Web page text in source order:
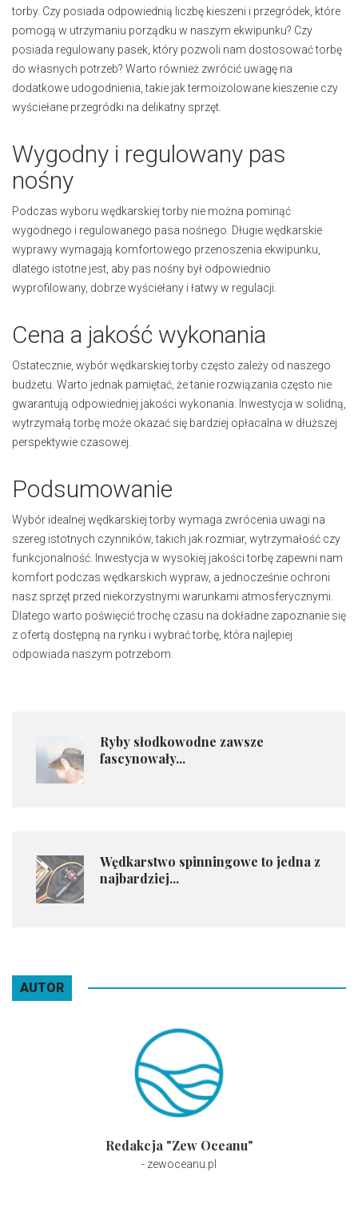
torby. Czy posiada odpowiednią liczbę kieszeni i przegródek, które
pomogą w utrzymaniu porządku w naszym ekwipunku? Czy
posiada regulowany pasek, który pozwoli nam dostosować torbę
do własnych potrzeb? Warto również zwrócić uwagę na
dodatkowe udogodnienia, takie jak termoizolowane kieszenie czy
wyściełane przegródki na delikatny sprzęt.
Wygodny i regulowany pas
nośny
Podczas wyboru wędkarskiej torby nie można pominąć
wygodnego i regulowanego pasa nośnego. Długie wędkarskie
wyprawy wymagają komfortowego przenoszenia ekwipunku,
dlatego istotne jest, aby pas nośny był odpowiednio
wyprofilowany, dobrze wyściełany i łatwy w regulacji.
Cena a jakość wykonania
Ostatecznie, wybór wędkarskiej torby często zależy od naszego
budżetu. Warto jednak pamiętać, że tanie rozwiązania często nie
gwarantują odpowiedniej jakości wykonania. Inwestycja w solidną,
wytrzymałą torbę może okazać się bardziej opłacalna w dłuższej
perspektywie czasowej.
Podsumowanie
Wybór idealnej wędkarskiej torby wymaga zwrócenia uwagi na
szereg istotnych czynników, takich jak rozmiar, wytrzymałość czy
funkcjonalność. Inwestycja w wysokiej jakości torbę zapewni nam
komfort podczas wędkarskich wypraw, a jednocześnie ochroni
nasz sprzęt przed niekorzystnymi warunkami atmosferycznymi.
Dlatego warto poświęcić trochę czasu na dokładne zapoznanie się
z ofertą dostępną na rynku i wybrać torbę, która najlepiej
odpowiada naszym potrzebom.
Ryby słodkowodne zawsze
fascynowały...
Wędkarstwo spinningowe to jedna z
najbardziej...
AUTOR
Redakcja "Zew Oceanu"
- zewoceanu.pl